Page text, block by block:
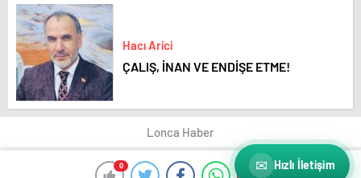
Hacı Arici
ÇALIŞ, İNAN VE ENDİŞE ETME!
0
Lonca Haber
✉ Hızlı İletişim